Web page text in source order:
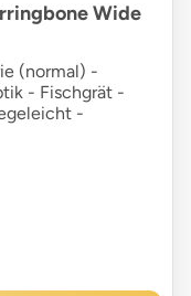
Wide
(normal) -
- Fischgrät -
-